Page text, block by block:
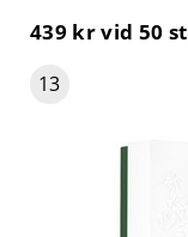
439 krvid 50 st
13